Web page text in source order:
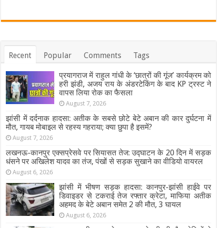
Recent Popular Comments Tags
प्रयागराज में राहुल गांधी के ‘छात्रों की गूंज’ कार्यक्रम को
हरी झंडी, अजय राय के अंडरटेकिंग के बाद KP ट्रस्ट ने
वापस लिया रोक का फैसला
August 7, 2026
झांसी में दर्दनाक हादसा: अतीक के सबसे छोटे बेटे अबान की कार दुर्घटना में
मौत, गायब मोबाइल से रहस्य गहराया; क्या छुपा है इसमें?
August 7, 2026
लखनऊ-कानपुर एक्सप्रेसवे पर सियासत तेज: उद्घाटन के 20 दिन में सड़क
धंसने पर अखिलेश यादव का तंज, पंखों से सड़क सुखाने का वीडियो वायरल
August 6, 2026
झांसी में भीषण सड़क हादसा: कानपुर-झांसी हाईवे पर
डिवाइडर से टकराई तेज रफ्तार क्रेटा, माफिया अतीक
अहमद के बेटे अबान समेत 2 की मौत, 3 घायल
August 6, 2026